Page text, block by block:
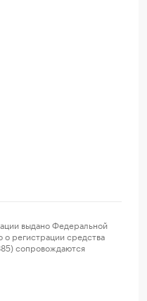
выдано Федеральной
регистрации средства
сопровождаются